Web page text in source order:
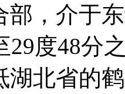
，介于
29度48分
湖北省的